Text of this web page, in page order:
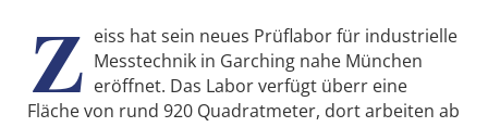
Z eiss hat sein neues Prüflabor für industrielle
Messtechnik in Garching nahe München
eröffnet. Das Labor verfügt überr eine
Fläche von rund 920 Quadratmeter, dort arbeiten ab